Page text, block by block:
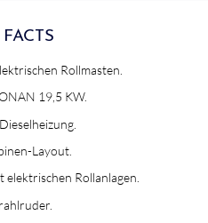
Rollmasten.
19,5 KW.
Layout.
elektrischen Rollanlagen.